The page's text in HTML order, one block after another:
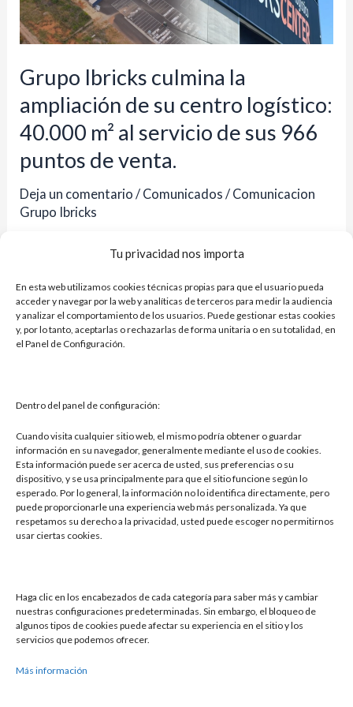
Tu privacidad nos importa
En esta web utilizamos cookies técnicas propias para que el usuario pueda
acceder y navegar por la web y analíticas de terceros para medir la audiencia
y analizar el comportamiento de los usuarios. Puede gestionar estas cookies
y, por lo tanto, aceptarlas o rechazarlas de forma unitaria o en su totalidad, en
el Panel de Configuración.
Dentro del panel de configuración:
Cuando visita cualquier sitio web, el mismo podría obtener o guardar
información en su navegador, generalmente mediante el uso de cookies.
Esta información puede ser acerca de usted, sus preferencias o su
dispositivo, y se usa principalmente para que el sitio funcione según lo
esperado. Por lo general, la información no lo identifica directamente, pero
puede proporcionarle una experiencia web más personalizada. Ya que
respetamos su derecho a la privacidad, usted puede escoger no permitirnos
usar ciertas cookies.
Haga clic en los encabezados de cada categoría para saber más y cambiar
nuestras configuraciones predeterminadas. Sin embargo, el bloqueo de
algunos tipos de cookies puede afectar su experiencia en el sitio y los
servicios que podemos ofrecer.
Más información
Grupo Ibricks culmina la
ampliación de su centro logístico:
40.000 m² al servicio de sus 966
puntos de venta.
Deja un comentario / Comunicados / Comunicacion
Grupo Ibricks
términos de competitividad. Ibricks Center surgió
como punto de partida para ofrecer a sus almacenes
asociados un punto único de recogida de cualquier
ampliación
de
centro
logístico:
40.000
al
servicio
puntos
de
venta.
Leer más »
Buscar